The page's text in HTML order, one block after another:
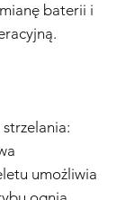
baterii i
umożliwia